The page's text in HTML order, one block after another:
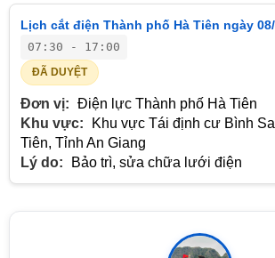
Lịch cắt điện Thành phố Hà Tiên ngày
07:30 - 17:00
ĐÃ DUYỆT
Đơn vị: Điện lực Thành phố Hà Tiên
Khu vực:
Khu vực Tái định cư Bình
Tiên, Tỉnh An Giang
Lý do:
Bảo trì, sửa chữa lưới điện